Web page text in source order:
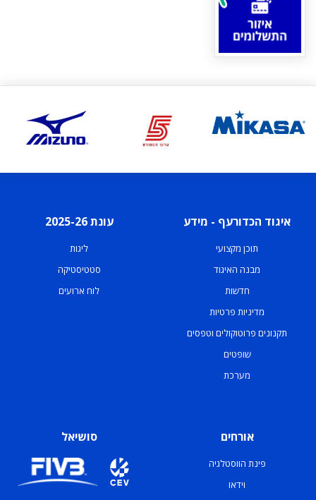
איגוד הכדורעף - מידע
תוכן מקצועי
מבנה האיגוד
חדשות
מדיניות פרטיות
תקנונים פרוטוקולים וטפסים
שופטים
מערכת
עונת 2025-26
ליגות
סטטיסטיקה
לוח ארועים
אורחים
פינת הווסטלגיה
וידאו
סושיאל